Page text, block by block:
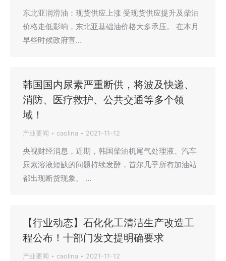
东北亚润滑油：现货供应上涨 受现货供应提升及柴油
价格走低影响，东北亚基础油价格大多承压。 在本月
早些时候政府宣…
韩国国内尿素严重断供，将波及快递、
消防、医疗救护、公共交通等多个领
域！
产业要闻 caolina 2021-11-12
央视财经消息，近期，韩国柴油机尾气处理液、汽车
尿素溶液短缺的问题持续发酵，首尔几乎所有加油站
都出现断货现象。 …
【行业动态】石化化工清洁生产改造工
程公布！十部门发文提明确要求
产业要闻 caolina 2021-11-12